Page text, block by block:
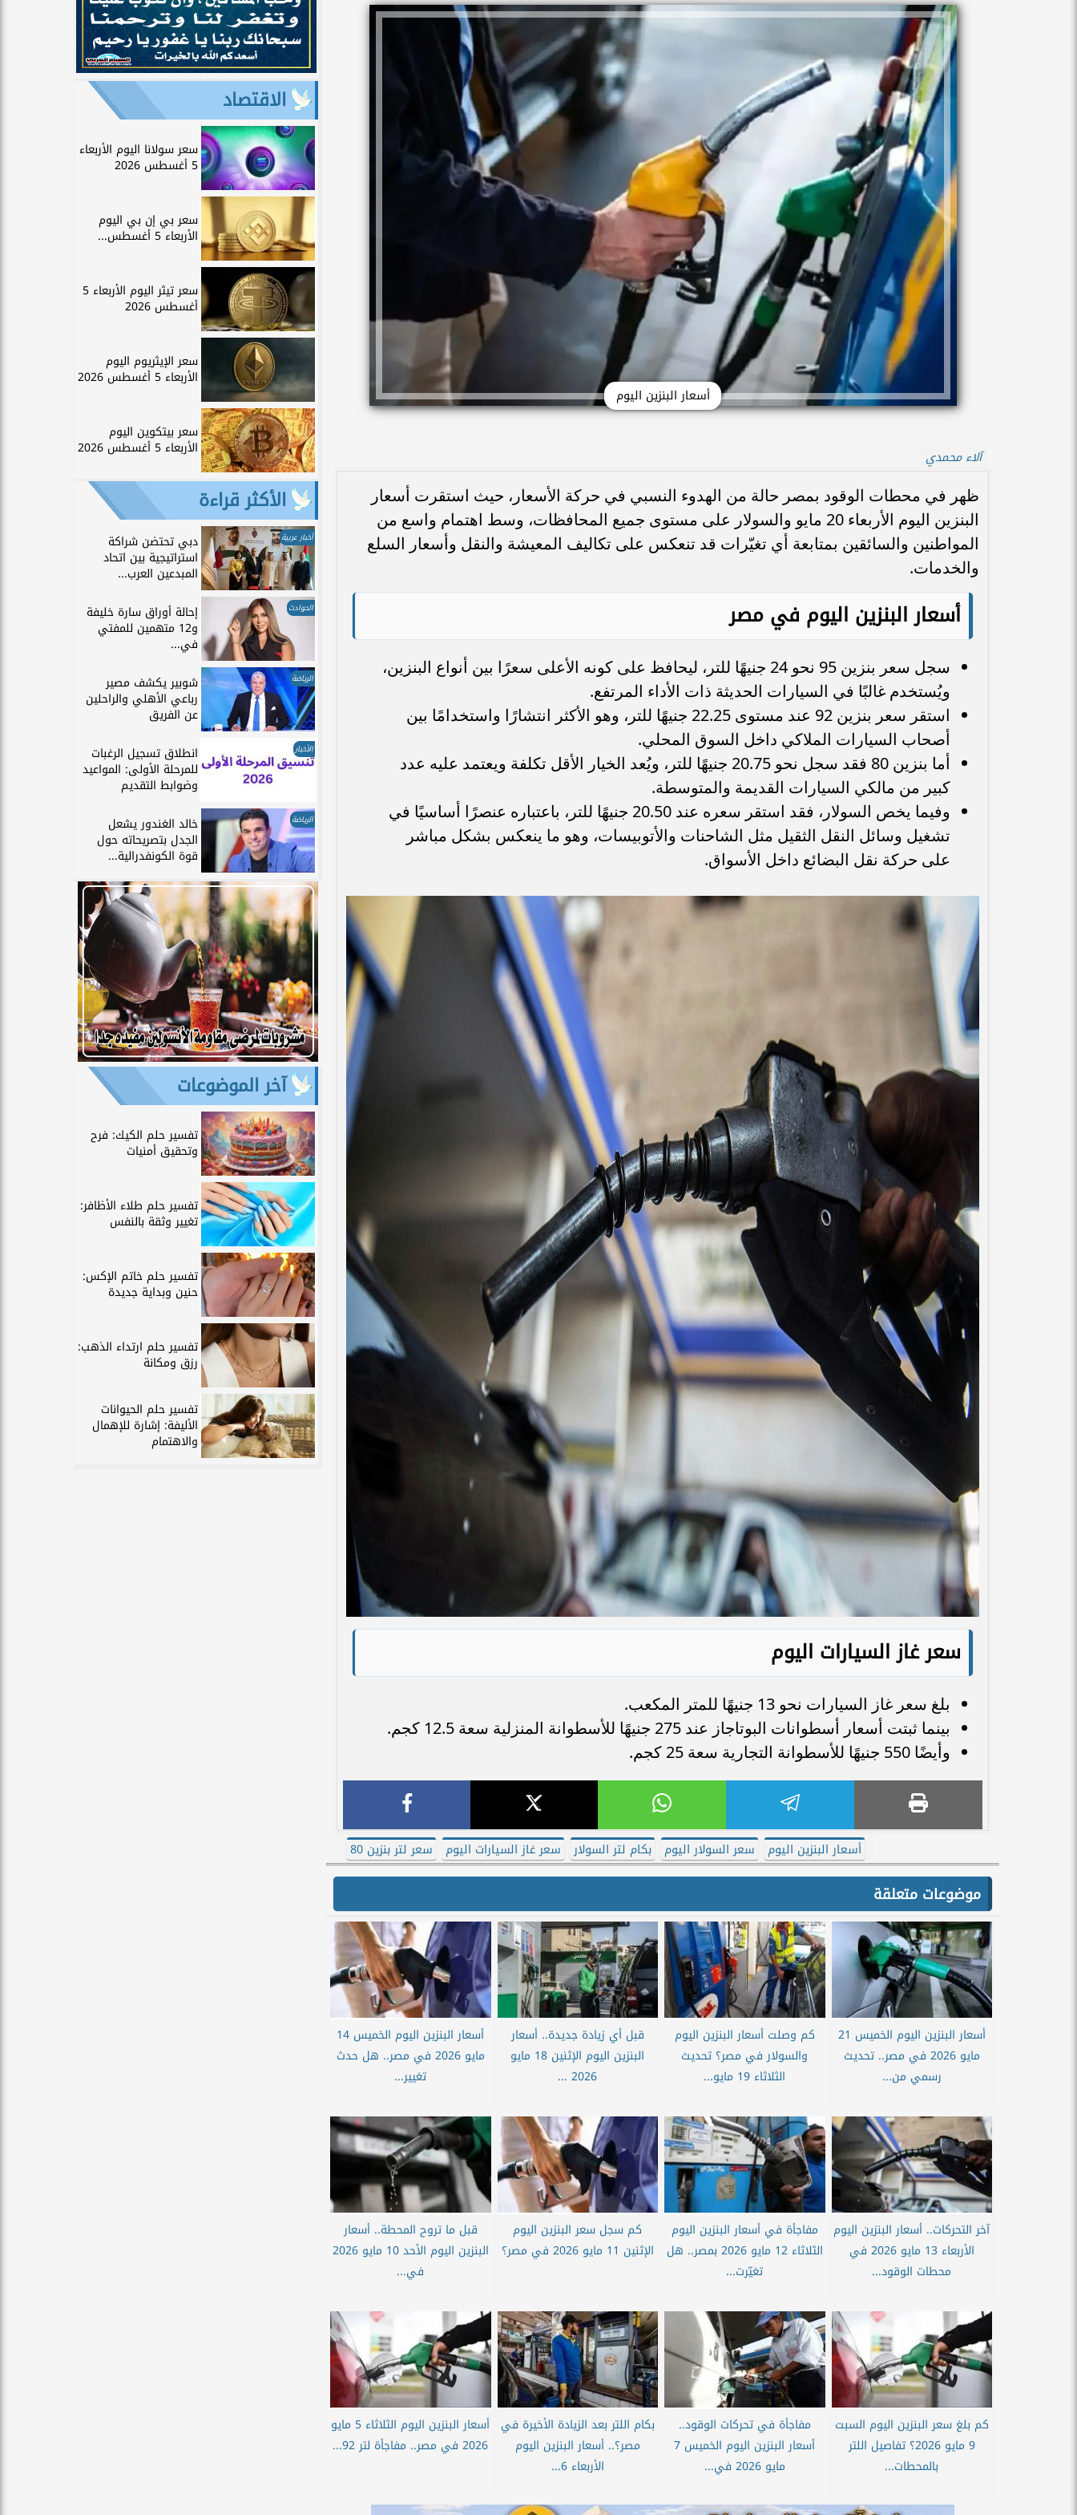
أسعار البنزين اليوم
آلاء محمدي
ظهر في محطات الوقود بمصر حالة من الهدوء النسبي في حركة الأسعار، حيث استقرت أسعار
البنزين اليوم الأربعاء 20 مايو والسولار على مستوى جميع المحافظات، وسط اهتمام واسع من
المواطنين والسائقين بمتابعة أي تغيّرات قد تنعكس على تكاليف المعيشة والنقل وأسعار السلع
والخدمات.
أسعار البنزين اليوم في مصر
سجل سعر بنزين 95 نحو 24 جنيهًا للتر، ليحافظ على كونه الأعلى سعرًا بين أنواع البنزين،
ويُستخدم غالبًا في السيارات الحديثة ذات الأداء المرتفع.
استقر سعر بنزين 92 عند مستوى 22.25 جنيهًا للتر، وهو الأكثر انتشارًا واستخدامًا بين
أصحاب السيارات الملاكي داخل السوق المحلي.
أما بنزين 80 فقد سجل نحو 20.75 جنيهًا للتر، ويُعد الخيار الأقل تكلفة ويعتمد عليه عدد
كبير من مالكي السيارات القديمة والمتوسطة.
وفيما يخص السولار، فقد استقر سعره عند 20.50 جنيهًا للتر، باعتباره عنصرًا أساسيًا في
تشغيل وسائل النقل الثقيل مثل الشاحنات والأتوبيسات، وهو ما ينعكس بشكل مباشر
على حركة نقل البضائع داخل الأسواق.
سعر غاز السيارات اليوم
بلغ سعر غاز السيارات نحو 13 جنيهًا للمتر المكعب.
بينما ثبتت أسعار أسطوانات البوتاجاز عند 275 جنيهًا للأسطوانة المنزلية سعة 12.5 كجم.
وأيضًا 550 جنيهًا للأسطوانة التجارية سعة 25 كجم.
أسعار البنزين اليوم سعر السولار اليوم بكام لتر السولار سعر غاز السيارات اليوم سعر لتر بنزين 80
موضوعات متعلقة
أسعار البنزين اليوم الخميس 21
مايو 2026 في مصر.. تحديث
رسمي من...
كم وصلت أسعار البنزين اليوم
والسولار في مصر؟ تحديث
الثلاثاء 19 مايو...
قبل أي زيادة جديدة.. أسعار
البنزين اليوم الإثنين 18 مايو
2026 ...
أسعار البنزين اليوم الخميس 14
مايو 2026 في مصر.. هل حدث
تغيير...
آخر التحركات.. أسعار البنزين اليوم
الأربعاء 13 مايو 2026 في
محطات الوقود...
مفاجأة في أسعار البنزين اليوم
الثلاثاء 12 مايو 2026 بمصر.. هل
تغيّرت...
كم سجل سعر البنزين اليوم
الإثنين 11 مايو 2026 في مصر؟
قبل ما تروح المحطة.. أسعار
البنزين اليوم الأحد 10 مايو 2026
في...
كم بلغ سعر البنزين اليوم السبت
9 مايو 2026؟ تفاصيل اللتر
بالمحطات...
مفاجأة في تحركات الوقود..
أسعار البنزين اليوم الخميس 7
مايو 2026 في...
بكام اللتر بعد الزيادة الأخيرة في
مصر؟.. أسعار البنزين اليوم
الأربعاء 6...
أسعار البنزين اليوم الثلاثاء 5 مايو
2026 في مصر.. مفاجأة لتر 92...
الاقتصاد
سعر سولانا اليوم الأربعاء
5 أغسطس 2026
سعر بي إن بي اليوم
الأربعاء 5 أغسطس...
سعر تيثر اليوم الأربعاء 5
أغسطس 2026
سعر الإيثريوم اليوم
الأربعاء 5 أغسطس 2026
سعر بيتكوين اليوم
الأربعاء 5 أغسطس 2026
الأكثر قراءة
أخبار عربية دبي تحتضن شراكة
استراتيجية بين اتحاد
المبدعين العرب...
الحوادث إحالة أوراق سارة خليفة
و12 متهمين للمفتي
في...
الرياضة شوبير يكشف مصير
رباعي الأهلي والراحلين
عن الفريق
الأخبار انطلاق تسجيل الرغبات
للمرحلة الأولى: المواعيد
وضوابط التقديم
الرياضة خالد الغندور يشعل
الجدل بتصريحاته حول
قوة الكونفدرالية...
آخر الموضوعات
تفسير حلم الكيك: فرح
وتحقيق أمنيات
تفسير حلم طلاء الأظافر:
تغيير وثقة بالنفس
تفسير حلم خاتم الإكس:
حنين وبداية جديدة
تفسير حلم ارتداء الذهب:
رزق ومكانة
تفسير حلم الحيوانات
الأليفة: إشارة للإهمال
والاهتمام